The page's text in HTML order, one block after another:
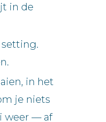
in de
setting.
in het
je niets
weer — af